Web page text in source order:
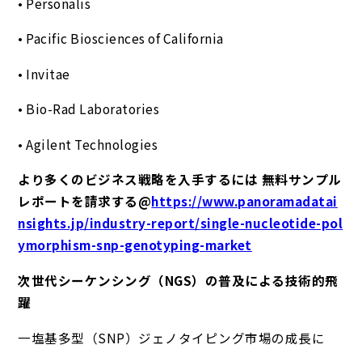
• Pacific Biosciences of California
• Invitae
• Bio-Rad Laboratories
• Agilent Technologies
より多くのビジネス戦略を入手するには 無料サンプル
レポートを請求する@https://www.panoramadatai
nsights.jp/industry-report/single-nucleotide-pol
ymorphism-snp-genotyping-market
次世代シーケンシング（NGS）の普及による技術的飛
躍
一塩基多型（SNP）ジェノタイピング市場の成長に